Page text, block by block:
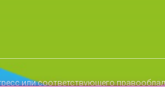
или соответствующего